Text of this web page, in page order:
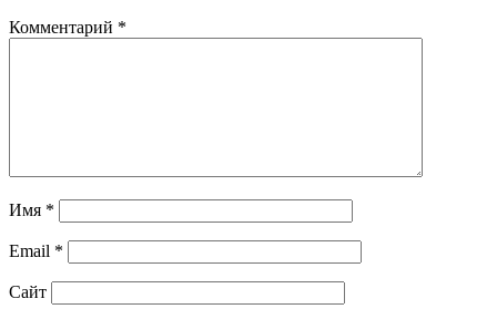
Комментарий *
Имя *
Email *
Сайт